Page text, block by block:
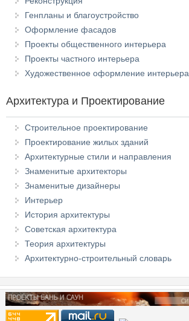
Генпланы и благоустройство
Оформление фасадов
Проекты общественного интерьера
Проекты частного интерьера
Художественное оформление интерьера
Архитектура и Проектирование
Строительное проектирование
Проектирование жилых зданий
Архитектурные стили и направления
Знаменитые архитекторы
Знаменитые дизайнеры
Интерьер
История архитектуры
Советская архитектура
Теория архитектуры
Архитектурно-строительный словарь